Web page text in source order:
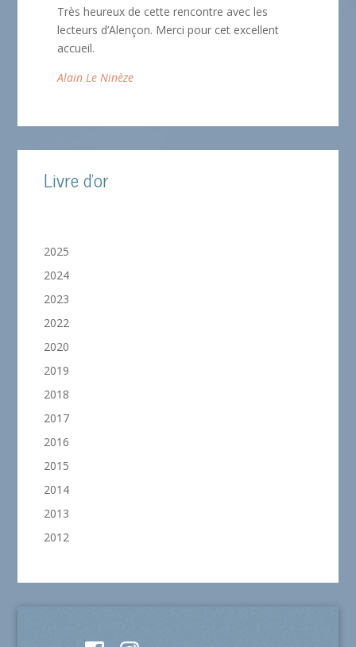
Très heureux de cette rencontre avec les
lecteurs d’Alençon. Merci pour cet excellent
accueil.
Alain Le Ninèze
Livre d'or
2025
2024
2023
2022
2020
2019
2018
2017
2016
2015
2014
2013
2012